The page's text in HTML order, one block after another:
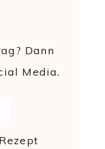
Dann
Media.